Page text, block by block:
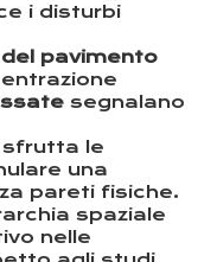
i disturbi
pavimento
segnalano
le
una
pareti fisiche.
spaziale
nelle